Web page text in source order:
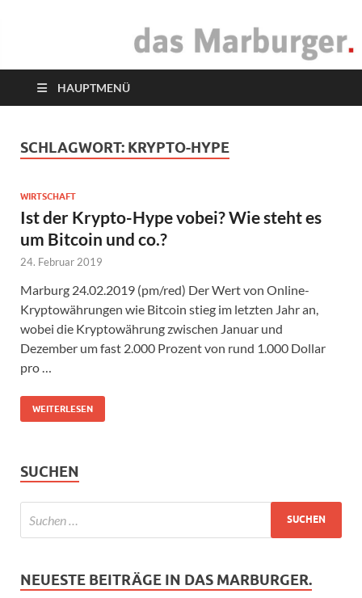
das Marburger.
HAUPTMENÜ
SCHLAGWORT: KRYPTO-HYPE
WIRTSCHAFT
Ist der Krypto-Hype vobei? Wie steht es
um Bitcoin und co.?
24. Februar 2019
Marburg 24.02.2019 (pm/red) Der Wert von Online-
Kryptowährungen wie Bitcoin stieg im letzten Jahr an,
wobei die Kryptowährung zwischen Januar und
Dezember um fast 2.000 Prozent von rund 1.000 Dollar
pro …
WEITERLESEN
SUCHEN
NEUESTE BEITRÄGE IN DAS MARBURGER.